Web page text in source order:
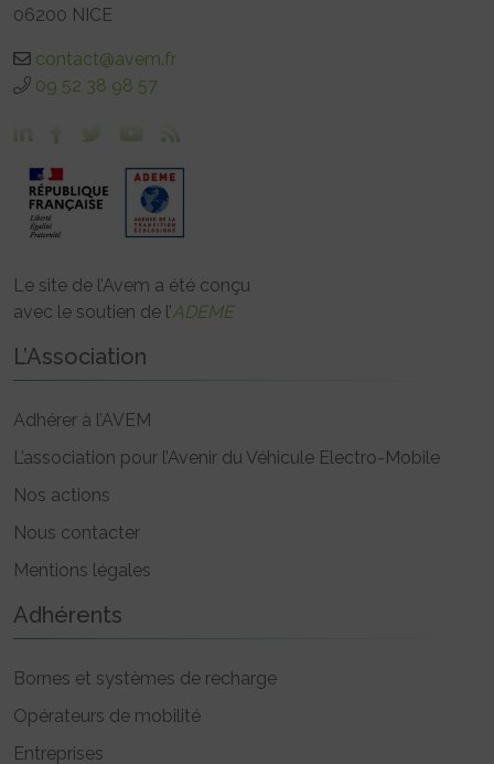
06200 NICE
contact@avem.fr
09 52 38 98 57
Le site de l’Avem a été conçu
avec le soutien de l’ADEME
L’Association
Adhérer à l’AVEM
L’association pour l’Avenir du Véhicule Electro-Mobile
Nos actions
Nous contacter
Mentions légales
Adhérents
Bornes et systèmes de recharge
Opérateurs de mobilité
Entreprises